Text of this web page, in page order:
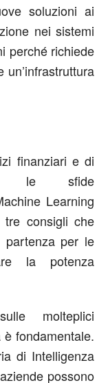
soluzioni ai
nei sistemi
perché richiede
finanziari e di
le sfide
Learning
tre consigli che
per le
la potenza
molteplici
è fondamentale.
di Intelligenza
possono